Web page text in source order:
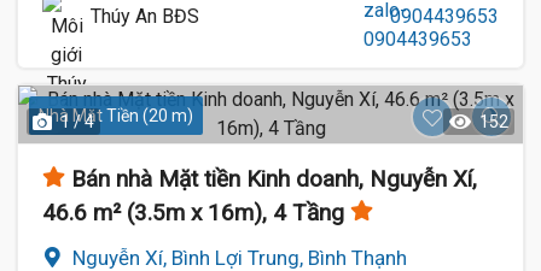
Thúy An BĐS 0904439653
Nhà Mặt Tiền (20 m)
1 / 4 152
Bán nhà Mặt tiền Kinh doanh, Nguyễn Xí,
46.6 m² (3.5m x 16m), 4 Tầng
Nguyễn Xí, Bình Lợi Trung, Bình Thạnh